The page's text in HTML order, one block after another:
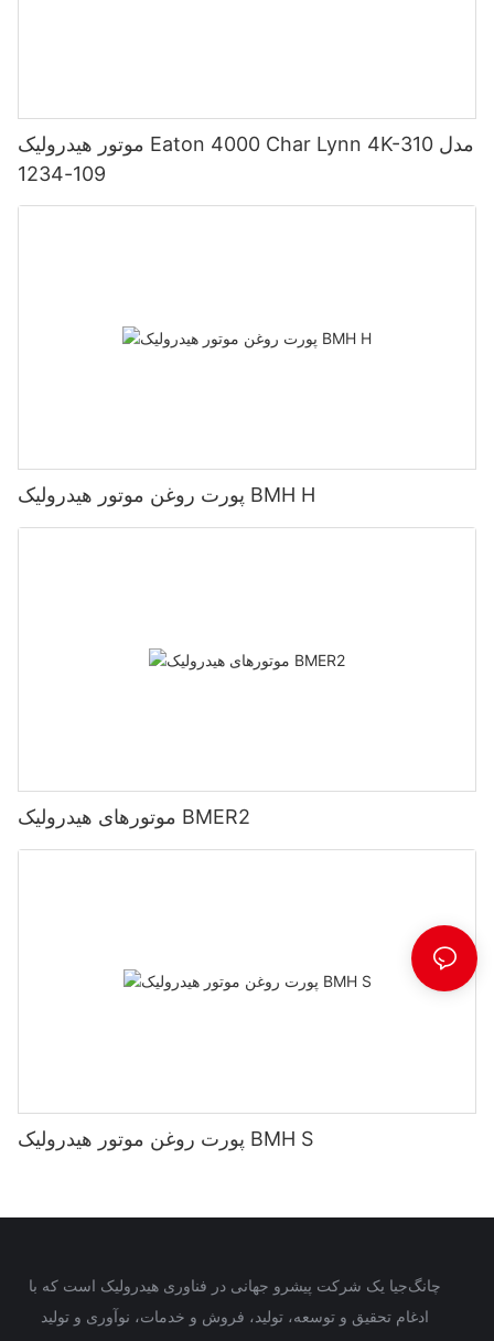
موتور هیدرولیک Eaton 4000 Char Lynn 4K-310 مدل
109-1234
پورت روغن موتور هیدرولیک BMH H
موتورهای هیدرولیک BMER2
پورت روغن موتور هیدرولیک BMH S
چانگ‌جیا یک شرکت پیشرو جهانی در فناوری هیدرولیک است که با
ادغام تحقیق و توسعه، تولید، فروش و خدمات، نوآوری و تولید